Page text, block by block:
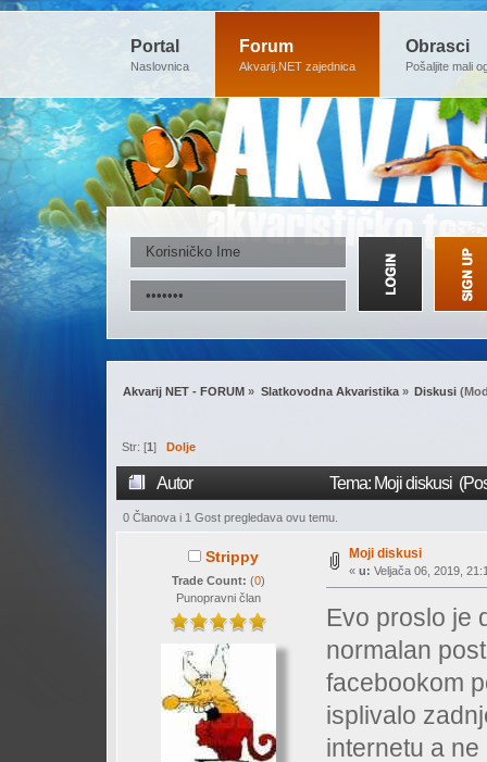
Portal
Naslovnica
Forum
Akvarij.NET zajednica
Obrasci
Pošaljite mali
Akvarij NET - FORUM » Slatkovodna Akvaristika» Diskusi
Str: [1] Dolje
Autor Tema: Moji diskusi
0 Članova i 1 Gost pregledava ovu temu.
Strippy
Trade Count: (0)
Punopravni član
Moji diskusi
« u: Veljača 06, 2019,
Evo proslo je
normalan
facebookom
isplivalo
internetu a